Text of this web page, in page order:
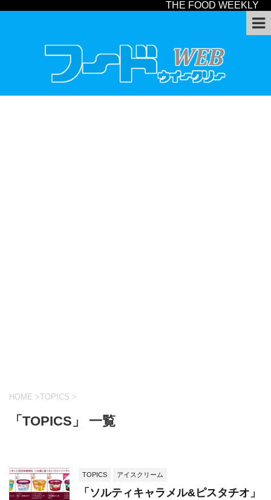
THE FOOD WEEKLY
HOME >TOPICS >
「TOPICS」 一覧
TOPICS アイスクリーム
「ソルティキャラメル&ピスタチオ」